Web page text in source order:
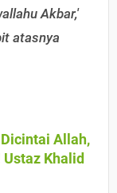
Akbar,'
atasnya
Allah,
Ustaz Khalid